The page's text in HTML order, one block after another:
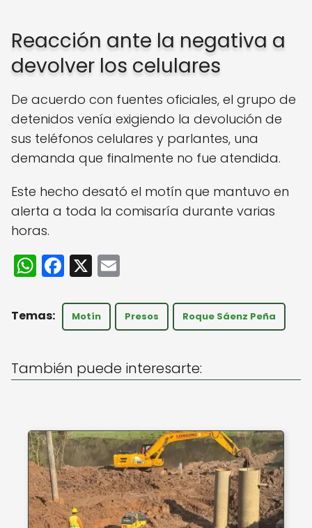
Reacción ante la negativa a
devolver los celulares
De acuerdo con fuentes oficiales, el grupo de
detenidos venía exigiendo la devolución de
sus teléfonos celulares y parlantes, una
demanda que finalmente no fue atendida.
Este hecho desató el motín que mantuvo en
alerta a toda la comisaría durante varias
horas.
W
h
a
A
p
F
a
c
e
o
k
X
ai
l
Motín Presos Roque Sáenz Peña
También puede interesarte: